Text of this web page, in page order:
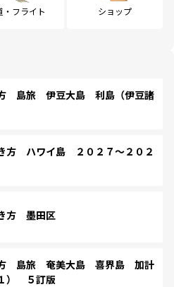
・フライト ショップ
島旅 伊豆大島 利島（伊豆諸
方 ハワイ島 ２０２７～２０２
方 墨田区
島旅 奄美大島 喜界島 加計
） ５訂版